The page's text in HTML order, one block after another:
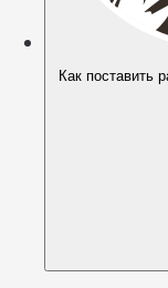
Как поставить